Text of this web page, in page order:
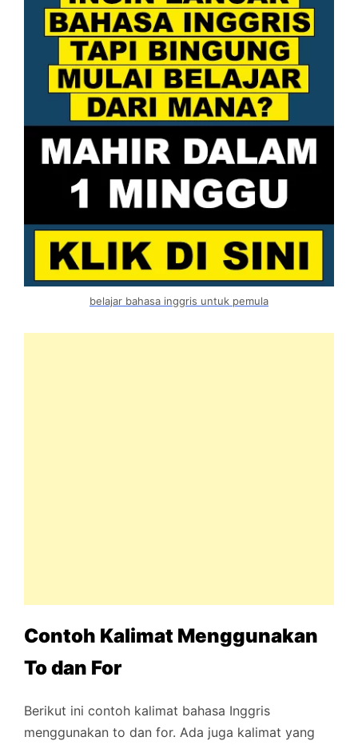
belajar bahasa inggris untuk pemula
Contoh Kalimat Menggunakan
To dan For
Berikut ini contoh kalimat bahasa Inggris
menggunakan to dan for. Ada juga kalimat yang